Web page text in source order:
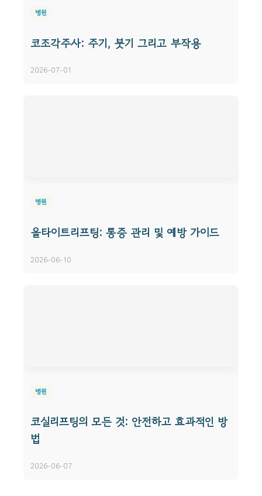
병원
코조각주사: 주기, 붓기 그리고 부작용
2026-07-01
병원
올타이트리프팅: 통증 관리 및 예방 가이드
2026-06-10
병원
코실리프팅의 모든 것: 안전하고 효과적인 방
법
2026-06-07